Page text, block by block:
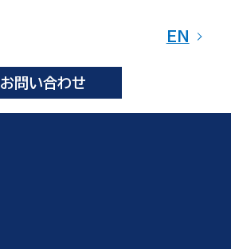
EN
お問い合わせ